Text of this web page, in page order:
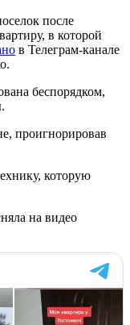
после
в которой
в Телеграм-канале
беспорядком,
проигнорировав
которую
на видео